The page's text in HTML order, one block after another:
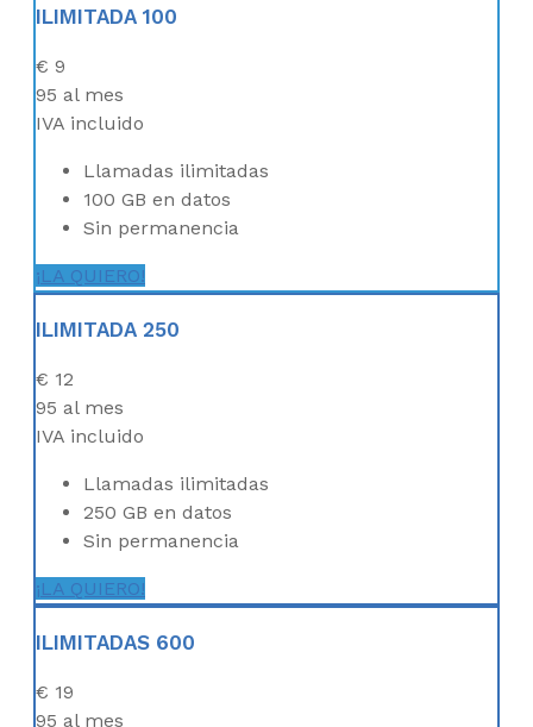
ILIMITADA 100
€ 9
95 al mes
IVA incluido
Llamadas ilimitadas
100 GB en datos
Sin permanencia
¡LA QUIERO!
ILIMITADA 250
€ 12
95 al mes
IVA incluido
Llamadas ilimitadas
250 GB en datos
Sin permanencia
¡LA QUIERO!
ILIMITADAS 600
€ 19
95 al mes